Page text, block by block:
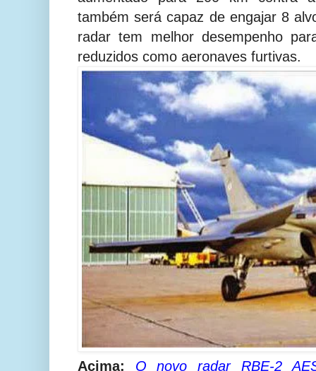
também será capaz de engajar 8
radar tem melhor desempenho
reduzidos como aeronaves furtivas.
Acima: O novo radar RBE-2